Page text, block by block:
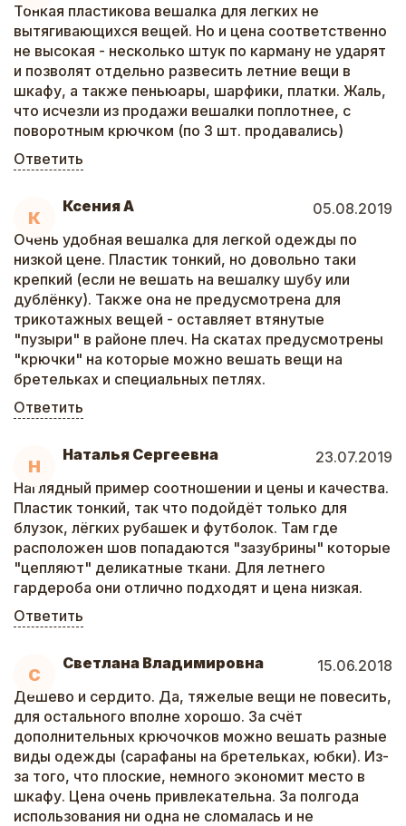
Тонкая пластикова вешалка для легких не
вытягивающихся вещей. Но и цена соответственно
не высокая - несколько штук по карману не ударят
и позволят отдельно развесить летние вещи в
шкафу, а также пеньюары, шарфики, платки. Жаль,
что исчезли из продажи вешалки поплотнее, с
поворотным крючком (по 3 шт. продавались)
Ответить
К
Ксения А
05.08.2019
Очень удобная вешалка для легкой одежды по
низкой цене. Пластик тонкий, но довольно таки
крепкий (если не вешать на вешалку шубу или
дублёнку). Также она не предусмотрена для
трикотажных вещей - оставляет втянутые
"пузыри" в районе плеч. На скатах предусмотрены
"крючки" на которые можно вешать вещи на
бретельках и специальных петлях.
Ответить
Н
Наталья Сергеевна
23.07.2019
Наглядный пример соотношении и цены и качества.
Пластик тонкий, так что подойдёт только для
блузок, лёгких рубашек и футболок. Там где
расположен шов попадаются "зазубрины" которые
"цепляют" деликатные ткани. Для летнего
гардероба они отлично подходят и цена низкая.
Ответить
С
Светлана Владимировна
15.06.2018
Дёшево и сердито. Да, тяжелые вещи не повесить,
для остального вполне хорошо. За счёт
дополнительных крючочков можно вешать разные
виды одежды (сарафаны на бретельках, юбки). Из-
за того, что плоские, немного экономит место в
шкафу. Цена очень привлекательна. За полгода
использования ни одна не сломалась и не